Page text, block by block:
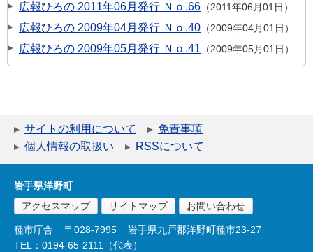
広報ひろの 2011年06月発行 Ｎｏ.66 2011年06月01日
広報ひろの 2009年04月発行 Ｎｏ.40 2009年04月01日
広報ひろの 2009年05月発行 Ｎｏ.41 2009年05月01日
サイトの利用について
免責事項
個人情報の取扱い
RSSについて
岩手県洋野町
アクセスマップ
サイトマップ お問い合わせ
種市庁舎 〒028-7995
岩手県九戸郡洋野町種市23-27
TEL：0194-65-2111（代表）